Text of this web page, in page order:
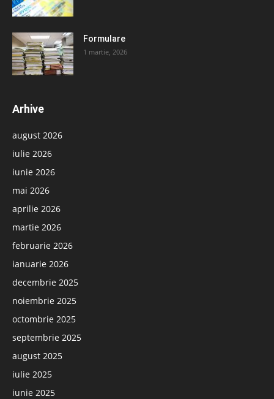
Formulare
1 martie, 2026
Arhive
august 2026
iulie 2026
iunie 2026
mai 2026
aprilie 2026
martie 2026
februarie 2026
ianuarie 2026
decembrie 2025
noiembrie 2025
octombrie 2025
septembrie 2025
august 2025
iulie 2025
iunie 2025